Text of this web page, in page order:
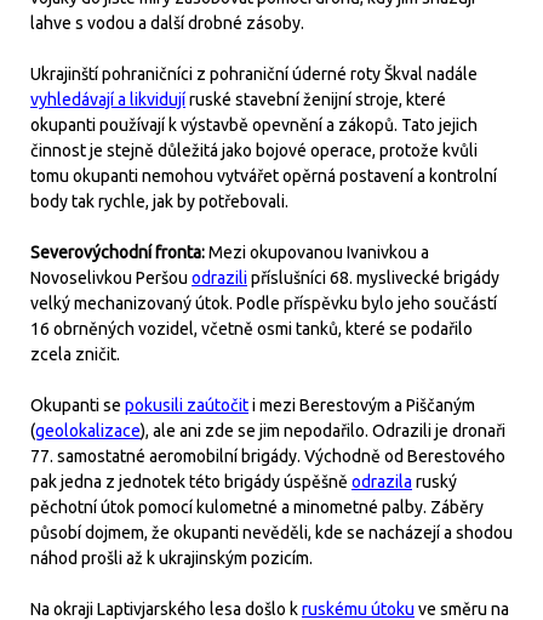
lahve s vodou a další drobné zásoby.
Ukrajinští pohraničníci z pohraniční úderné roty Škval nadále
vyhledávají a likvidujíruské stavební ženijní stroje, které
okupanti používají k výstavbě opevnění a zákopů. Tato jejich
činnost je stejně důležitá jako bojové operace, protože kvůli
tomu okupanti nemohou vytvářet opěrná postavení a kontrolní
body tak rychle, jak by potřebovali.
Severovýchodní fronta:Mezi okupovanou Ivanivkou a
Novoselivkou Peršou odrazilipříslušníci 68. myslivecké brigády
velký mechanizovaný útok. Podle příspěvku bylo jeho součástí
16 obrněných vozidel, včetně osmi tanků, které se podařilo
zcela zničit.
Okupanti se pokusili zaútočiti mezi Berestovým a Piščaným
(geolokalizace), ale ani zde se jim nepodařilo. Odrazili je dronaři
77. samostatné aeromobilní brigády. Východně od Berestového
pak jedna z jednotek této brigády úspěšně odrazila ruský
pěchotní útok pomocí kulometné a minometné palby. Záběry
působí dojmem, že okupanti nevěděli, kde se nacházejí a shodou
náhod prošli až k ukrajinským pozicím.
Na okraji Laptivjarského lesa došlo kruskému útoku ve směru na